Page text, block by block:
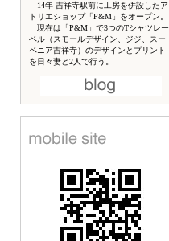
14年 吉祥寺駅前に工房を併設したア
トリエショップ「P&M」をオープン。
現在は「P&M」で3つのTシャツレー
ベル（スモールデザイン、ジジ、スー
ベニア吉祥寺）のデザインとプリント
を日々妻と2人で行う。